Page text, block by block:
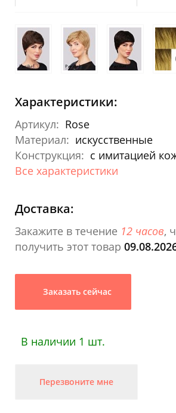
Характеристики:
Артикул: Rose
Материал: искусственные
Конструкция: с имитацией
Все характеристики
Доставка:
Закажите в течение 12 часов,
получить этот товар
Заказать сейчас
В наличии 1 шт.
Перезвоните мне